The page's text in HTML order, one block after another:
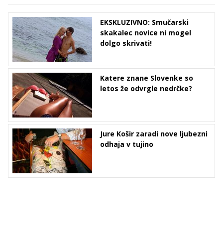
EKSKLUZIVNO: Smučarski
skakalec novice ni mogel
dolgo skrivati!
Katere znane Slovenke so
letos že odvrgle nedrčke?
Jure Košir zaradi nove ljubezni
odhaja v tujino